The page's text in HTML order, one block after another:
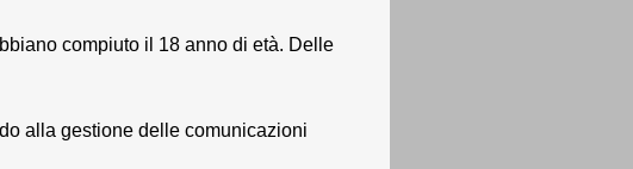
compiuto il 18 anno di età. Delle
alla gestione delle comunicazioni